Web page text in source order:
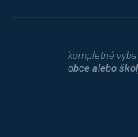
kompletné
obce alebo